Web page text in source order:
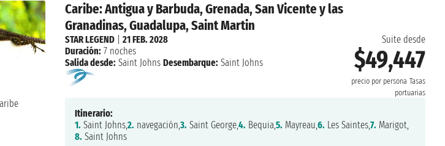
Caribe: Antigua y Barbuda, Grenada, San Vicente y las
Granadinas, Guadalupa, Saint Martin
Suite desde
$49,447
precio por persona Tasas
portuarias
STAR LEGEND| 21 FEB. 2028
Duración: 7 noches
Salida desde: Saint Johns Desembarque: Saint Johns
Itinerario:
1. Saint Johns,2. navegación,3. Saint George,4. Bequia,5. Mayreau,6. Les Saintes,7. Marigot,
8. Saint Johns